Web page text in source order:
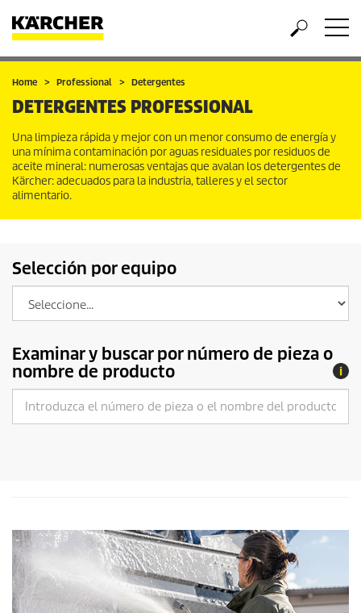
Home Professional Detergentes
DETERGENTES PROFESSIONAL
Una limpieza rápida y mejor con un menor consumo de energía y
una mínima contaminación por aguas residuales por residuos de
aceite mineral: numerosas ventajas que avalan los detergentes de
Kärcher: adecuados para la industria, talleres y el sector
alimentario.
Selección por equipo
Examinar y buscar por número de pieza o
nombre de producto